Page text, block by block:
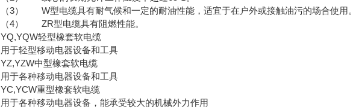
（3） W型电缆具有耐气候和一定的耐油性能，适宜于在户外或接触油污的场合使用。
（4） ZR型电缆具有阻燃性能。
YQ,YQW轻型橡套软电缆
用于轻型移动电器设备和工具
YZ,YZW中型橡套软电缆
用于各种移动电器设备和工具
YC,YCW重型橡套软电缆
用于各种移动电器设备，能承受较大的机械外力作用